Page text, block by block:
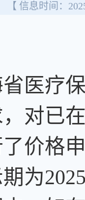
【 信息时间：
疗保
对已
价格
为